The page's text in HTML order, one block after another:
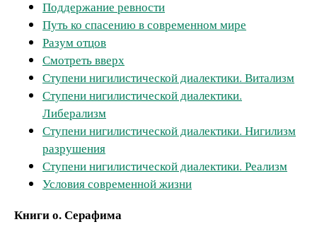
Поддержание ревности
Путь ко спасению в современном мире
Разум отцов
Смотреть вверх
Ступени нигилистической диалектики. Витализм
Ступени нигилистической диалектики.
Либерализм
Ступени нигилистической диалектики. Нигилизм
разрушения
Ступени нигилистической диалектики. Реализм
Условия современной жизни
Книги о. Серафима